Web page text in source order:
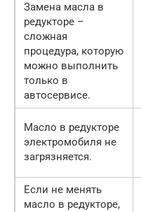
Замена масла в
редукторе –
сложная
процедура, которую
можно выполнить
только в
автосервисе.
Масло в редукторе
электромобиля не
загрязняется.
Если не менять
масло в редукторе,